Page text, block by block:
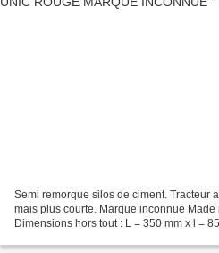
Semi remorque silos de ciment. Tracteur
mais plus courte. Marque inconnue
Dimensions hors tout : L = 350 mm x l =